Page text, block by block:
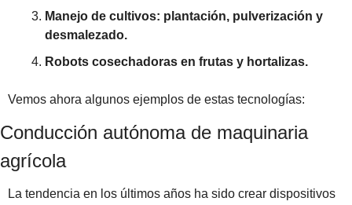
Manejo de cultivos: plantación, pulverización y
desmalezado.
Robots cosechadoras en frutas y hortalizas.
Vemos ahora algunos ejemplos de estas tecnologías:
Conducción autónoma de maquinaria
agrícola
La tendencia en los últimos años ha sido crear dispositivos